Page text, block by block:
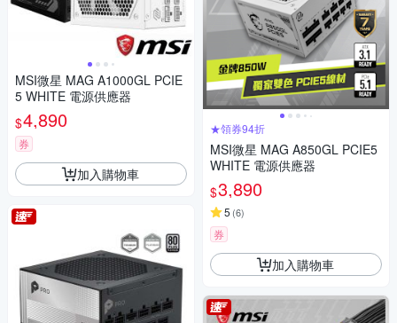
MSI微星 MAG A1000GL PCIE
5 WHITE 電源供應器
$4,890
券
加入購物車
★領券94折
MSI微星 MAG A850GL PCIE5
WHITE 電源供應器
$3,890
5 (6)
券
加入購物車